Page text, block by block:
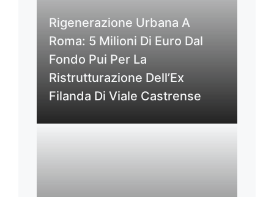
Rigenerazione Urbana A
Roma: 5 Milioni Di Euro Dal
Fondo Pui Per La
Ristrutturazione Dell’Ex
Filanda Di Viale Castrense